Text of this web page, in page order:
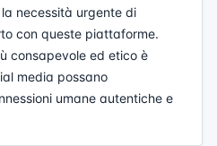
necessità urgente di
con queste piattaforme.
consapevole ed etico è
media possano
umane autentiche e